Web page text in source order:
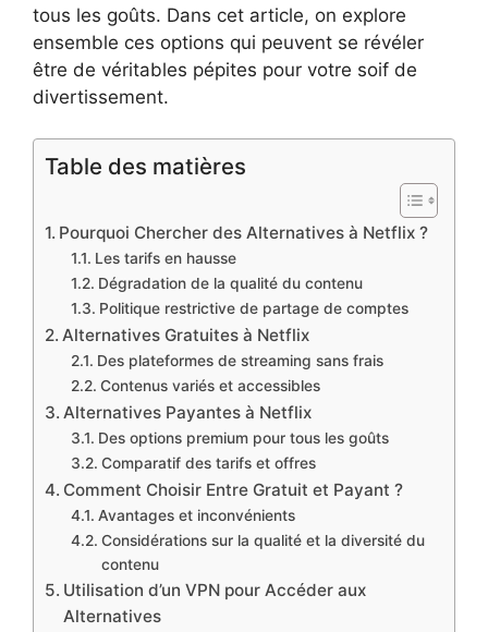
tous les goûts. Dans cet article, on explore
ensemble ces options qui peuvent se révéler
être de véritables pépites pour votre soif de
divertissement.
Table des matières
Pourquoi Chercher des Alternatives à Netflix ?
Les tarifs en hausse
Dégradation de la qualité du contenu
Politique restrictive de partage de comptes
Alternatives Gratuites à Netflix
Des plateformes de streaming sans frais
Contenus variés et accessibles
Alternatives Payantes à Netflix
Des options premium pour tous les goûts
Comparatif des tarifs et offres
Comment Choisir Entre Gratuit et Payant ?
Avantages et inconvénients
Considérations sur la qualité et la diversité du
contenu
Utilisation d’un VPN pour Accéder aux
Alternatives